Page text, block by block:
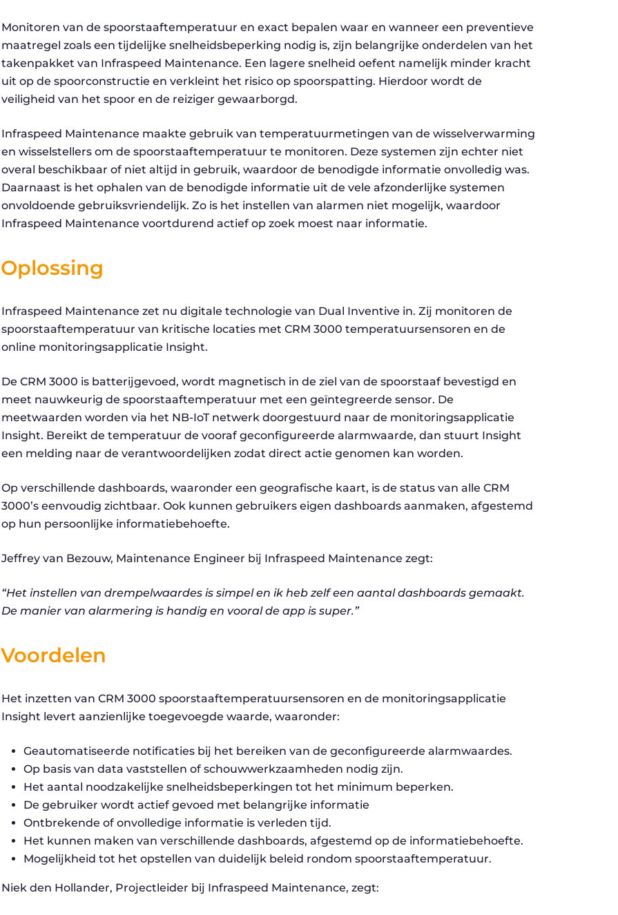
Monitoren van de spoorstaaftemperatuur en exact bepalen waar en wanneer een preventieve
maatregel zoals een tijdelijke snelheidsbeperking nodig is, zijn belangrijke onderdelen van het
takenpakket van Infraspeed Maintenance. Een lagere snelheid oefent namelijk minder kracht
uit op de spoorconstructie en verkleint het risico op spoorspatting. Hierdoor wordt de
veiligheid van het spoor en de reiziger gewaarborgd.
Infraspeed Maintenance maakte gebruik van temperatuurmetingen van de wisselverwarming
en wisselstellers om de spoorstaaftemperatuur te monitoren. Deze systemen zijn echter niet
overal beschikbaar of niet altijd in gebruik, waardoor de benodigde informatie onvolledig was.
Daarnaast is het ophalen van de benodigde informatie uit de vele afzonderlijke systemen
onvoldoende gebruiksvriendelijk. Zo is het instellen van alarmen niet mogelijk, waardoor
Infraspeed Maintenance voortdurend actief op zoek moest naar informatie.
Oplossing
Infraspeed Maintenance zet nu digitale technologie van Dual Inventive in. Zij monitoren de
spoorstaaftemperatuur van kritische locaties met CRM 3000 temperatuursensoren en de
online monitoringsapplicatie Insight.
De CRM 3000 is batterijgevoed, wordt magnetisch in de ziel van de spoorstaaf bevestigd en
meet nauwkeurig de spoorstaaftemperatuur met een geïntegreerde sensor. De
meetwaarden worden via het NB-IoT netwerk doorgestuurd naar de monitoringsapplicatie
Insight. Bereikt de temperatuur de vooraf geconfigureerde alarmwaarde, dan stuurt Insight
een melding naar de verantwoordelijken zodat direct actie genomen kan worden.
Op verschillende dashboards, waaronder een geografische kaart, is de status van alle CRM
3000’s eenvoudig zichtbaar. Ook kunnen gebruikers eigen dashboards aanmaken, afgestemd
op hun persoonlijke informatiebehoefte.
Jeffrey van Bezouw, Maintenance Engineer bij Infraspeed Maintenance zegt:
“Het instellen van drempelwaardes is simpel en ik heb zelf een aantal dashboards gemaakt.
De manier van alarmering is handig en vooral de app is super.”
Voordelen
Het inzetten van CRM 3000 spoorstaaftemperatuursensoren en de monitoringsapplicatie
Insight levert aanzienlijke toegevoegde waarde, waaronder:
Geautomatiseerde notificaties bij het bereiken van de geconfigureerde alarmwaardes.
Op basis van data vaststellen of schouwwerkzaamheden nodig zijn.
Het aantal noodzakelijke snelheidsbeperkingen tot het minimum beperken.
De gebruiker wordt actief gevoed met belangrijke informatie
Ontbrekende of onvolledige informatie is verleden tijd.
Het kunnen maken van verschillende dashboards, afgestemd op de informatiebehoefte.
Mogelijkheid tot het opstellen van duidelijk beleid rondom spoorstaaftemperatuur.
Niek den Hollander, Projectleider bij Infraspeed Maintenance, zegt: